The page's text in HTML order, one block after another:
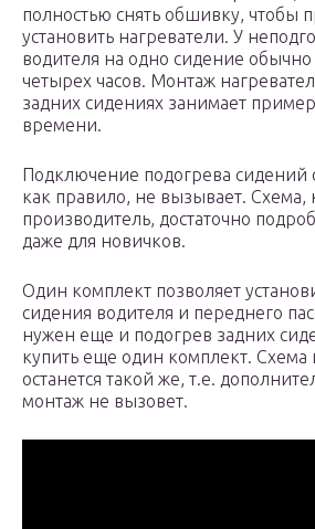
полностью снять обшивку, чтобы
установить нагреватели. У
водителя на одно сидение обычно
четырех часов. Монтаж
задних сидениях занимает
времени.
Подключение подогрева сидений
как правило, не вызывает. Схема,
производитель, достаточно
даже для новичков.
Один комплект позволяет
сидения водителя и переднего
нужен еще и подогрев задних
купить еще один комплект. Схема
останется такой же, т.е.
монтаж не вызовет.